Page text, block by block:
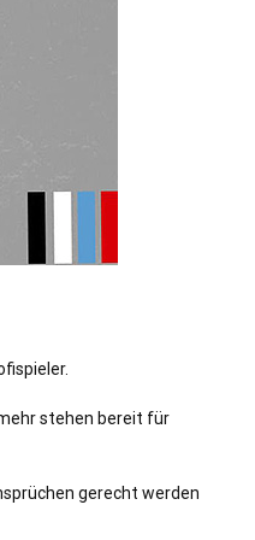
stehen bereit für
gerecht werden